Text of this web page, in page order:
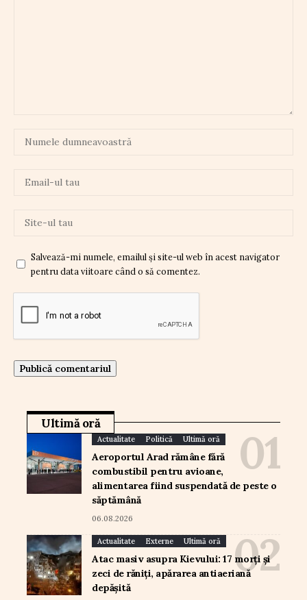
Salvează-mi numele, emailul și site-ul web în acest navigator
pentru data viitoare când o să comentez.
Ultimă oră
Actualitate Politică Ultimă oră
Aeroportul Arad rămâne fără
combustibil pentru avioane,
alimentarea fiind suspendată de peste o
săptămână
06.08.2026
Actualitate Externe Ultimă oră
Atac masiv asupra Kievului: 17 morți și
zeci de răniți, apărarea antiaeriană
depășită